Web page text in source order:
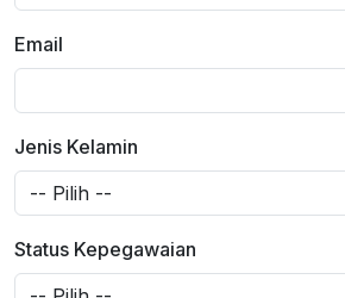
Email
Jenis Kelamin
Status Kepegawaian